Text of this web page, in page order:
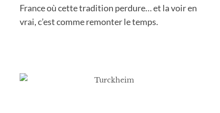
France où cette tradition perdure… et la voir en
vrai, c’est comme remonter le temps.